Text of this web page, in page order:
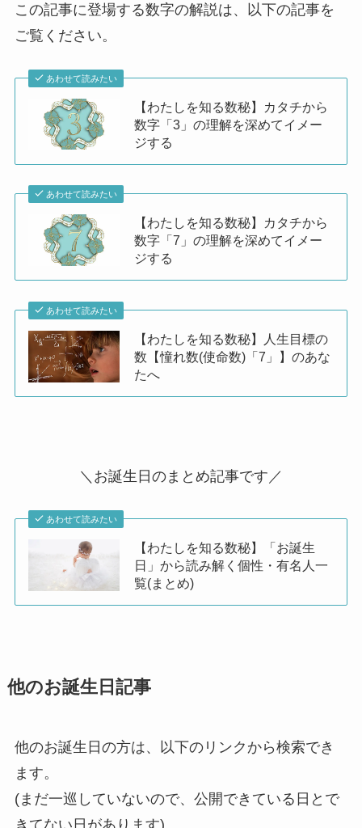
この記事に登場する数字の解説は、以下の記事を
ご覧ください。
あわせて読みたい
【わたしを知る数秘】カタチから
数字「3」の理解を深めてイメー
ジする
あわせて読みたい
【わたしを知る数秘】カタチから
数字「7」の理解を深めてイメー
ジする
あわせて読みたい
【わたしを知る数秘】人生目標の
数【憧れ数(使命数)「7」】のあな
たへ
＼お誕生日のまとめ記事です／
あわせて読みたい
【わたしを知る数秘】「お誕生
日」から読み解く個性・有名人一
覧(まとめ)
他のお誕生日記事
他のお誕生日の方は、以下のリンクから検索でき
ます。
(まだ一巡していないので、公開できている日とで
きてない日があります)